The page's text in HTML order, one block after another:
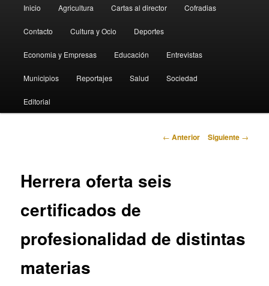
principal
Inicio Agricultura Cartas al director Cofradias
Contacto Cultura y Ocio Deportes
Economia y Empresas Educación Entrevistas
Municipios Reportajes Salud Sociedad
Editorial
Navegación
← Anterior Siguiente →
Herrera oferta seis
certificados de
profesionalidad de distintas
materias